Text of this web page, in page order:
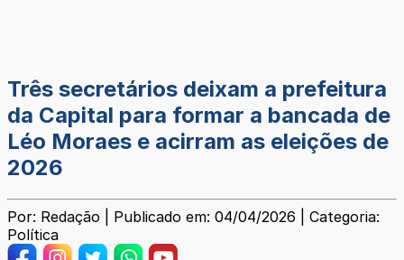
Três secretários deixam a prefeitura
da Capital para formar a bancada de
Léo Moraes e acirram as eleições de
2026
Por: Redação | Publicado em: 04/04/2026 | Categoria:
Política